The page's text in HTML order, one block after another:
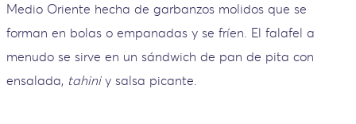
Medio Oriente hecha de garbanzos molidos que se
forman en bolas o empanadas y se fríen. El falafel a
menudo se sirve en un sándwich de pan de pita con
ensalada, tahiniy salsa picante.